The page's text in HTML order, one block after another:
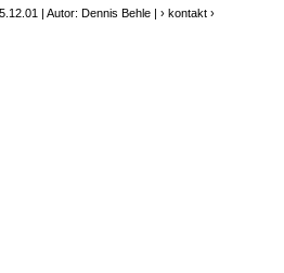
| Autor: Dennis Behle |› kontakt ›